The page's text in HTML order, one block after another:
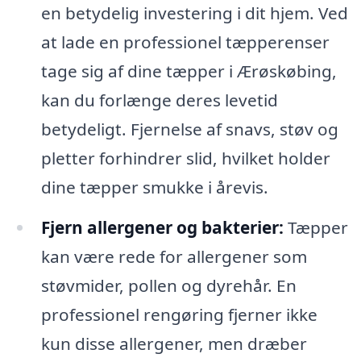
en betydelig investering i dit hjem. Ved
at lade en professionel tæpperenser
tage sig af dine tæpper i Ærøskøbing,
kan du forlænge deres levetid
betydeligt. Fjernelse af snavs, støv og
pletter forhindrer slid, hvilket holder
dine tæpper smukke i årevis.
Fjern allergener og bakterier: Tæpper
kan være rede for allergener som
støvmider, pollen og dyrehår. En
professionel rengøring fjerner ikke
kun disse allergener, men dræber